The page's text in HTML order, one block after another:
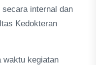
internal dan
Kedokteran
waktu kegiatan